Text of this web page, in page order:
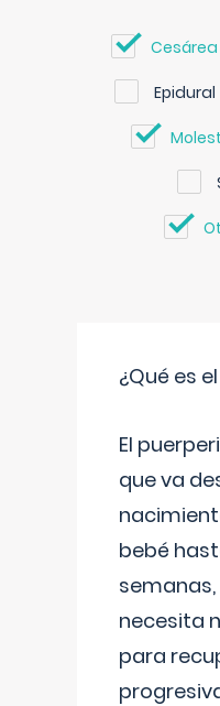
Cesárea
Epidural
¿Qué es
El
que va
bebé
necesita
para